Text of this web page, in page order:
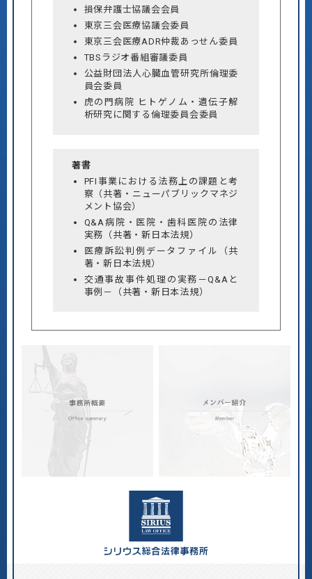
損保弁護士協議会会員
東京三会医療協議会委員
東京三会医療ADR仲裁あっせん委員
TBSラジオ番組審議委員
公益財団法人心臓血管研究所倫理委
員会委員
虎の門病院 ヒトゲノム・遺伝子解
析研究に関する倫理委員会委員
著書
PFI事業における法務上の課題と考
察（共著・ニューパブリックマネジ
メント協会）
Q&A病院・医院・歯科医院の法律
実務（共著・新日本法規）
医療訴訟判例データファイル（共
著・新日本法規）
交通事故事件処理の実務－Q&Aと
事例－（共著・新日本法規）